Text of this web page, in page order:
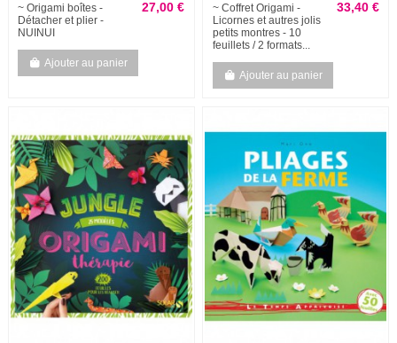
~ Origami boîtes -
Détacher et plier -
NUINUI
27,00 €
Ajouter au panier
~ Coffret Origami -
Licornes et autres jolis
petits montres - 10
feuillets / 2 formats...
33,40 €
Ajouter au panier